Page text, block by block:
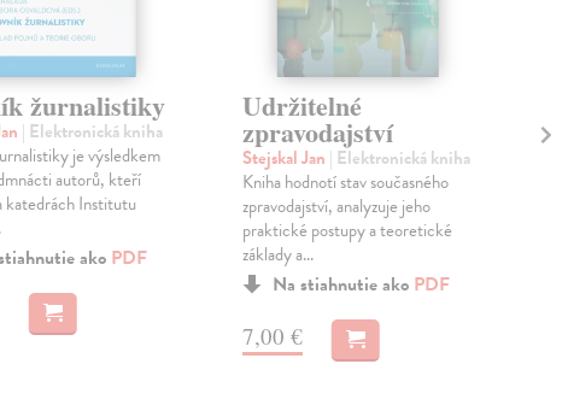
žurnalistiky
| Elektronická kniha
je výsledkem
autorů, kteří
katedrách Institutu
ako PDF
Udržitelné
zpravodajství
Stejskal Jan | Elektronická kniha
Kniha hodnotí stav současného
zpravodajství, analyzuje jeho
praktické postupy a teoretické
základy a...
Na stiahnutie ako PDF
7,00 €